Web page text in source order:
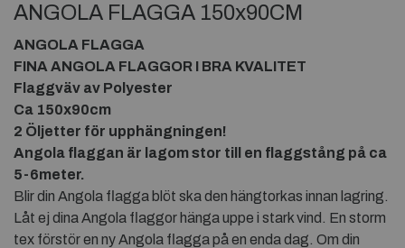
ANGOLA FLAGGA 150x90CM
ANGOLA FLAGGA
FINA ANGOLA FLAGGOR I BRA KVALITET
Flaggväv av Polyester
Ca 150x90cm
2 Öljetter för upphängningen!
Angola flaggan är lagom stor till en flaggstång på ca
5-6meter.
Blir din Angola flagga blöt ska den hängtorkas innan lagring.
Låt ej dina Angola flaggor hänga uppe i stark vind. En storm
tex förstör en ny Angola flagga på en enda dag. Om din